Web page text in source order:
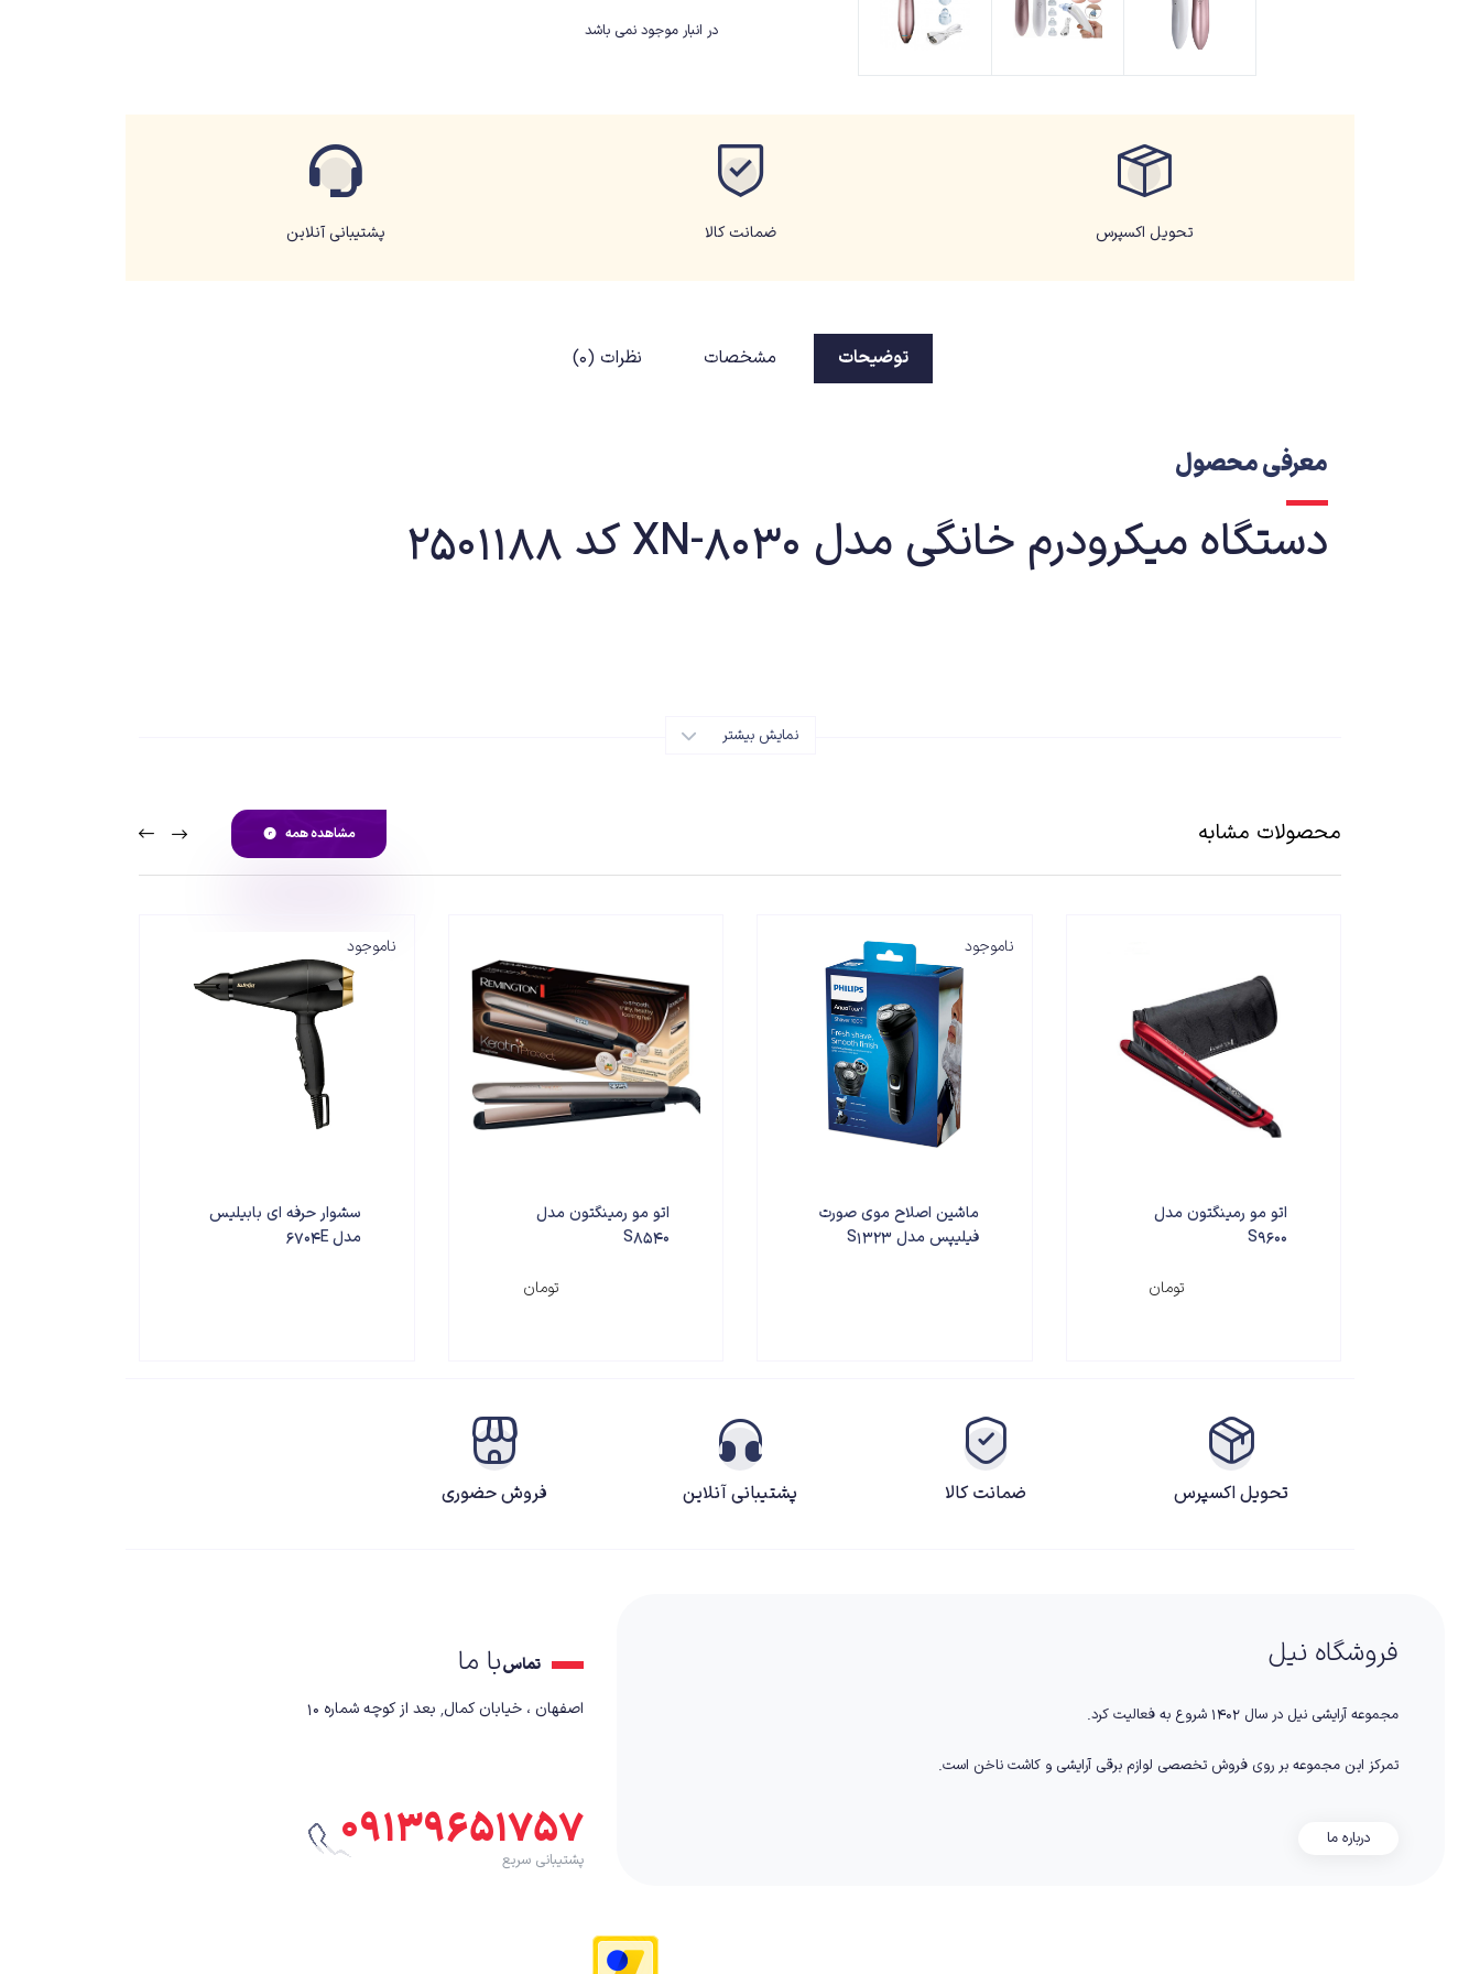
در انبار موجود نمی باشد
تحویل اکسپرس ضمانت کالا پشتیبانی آنلاین
توضیحات مشخصات نظرات (0)
معرفی محصول
دستگاه میکرودرم خانگی مدل XN-8030 کد 2501188
دستگاه میکرودرم ابریژن یکی از دستگاههای پر کاربر برای زیبایی است که طرفداران زیادی در سراسر دنیا دارد. عملکرد دستگاه در واقع ایجاد مکش و وکیوم بوده که باعث می گردد لایه های شاخی
استفاده نمایید. بر روی بدنه یک دکمه وجود دارد که برای خاموش و روشن و تنظیم شدت مکش به کار می آید. دستگاه دارای باتری داخلی 1000 میلی آمپر بوده و از طریق کابل و ترانس همراه
شارژ می گردد. استفاده بی سیم کار کردن با دستگاه را بسیار ساده تر می سازد.
برای مشاوره بیشتر میتوانید در ساعت کاری با شماره 09139651757 تماس حاصل
نمایش بیشتر
محصولات مشابه مشاهده همه
اتو مو رمینگتون مدل
S9600
تومان
ماشین اصلاح موی صورت
فیلیپس مدل S1323
ناموجود
اتو مو رمینگتون مدل
S8540
تومان
سشوار حرفه ای بابیلیس
مدل 6704E
ناموجود
تحویل اکسپرس ضمانت کالا پشتیبانی آنلاین فروش حضوری
فروشگاه نیل
مجموعه آرایشی نیل در سال ۱۴۰۲ شروع به فعالیت کرد.
تمرکز این مجموعه بر روی فروش تخصصی لوازم برقی آرایشی و کاشت ناخن است.
درباره ما
تماسبا ما
اصفهان ، خیابان کمال٬ بعد از کوچه شماره ۱۰
۰۹۱۳۹۶۵۱۷۵۷
پشتیبانی سریع